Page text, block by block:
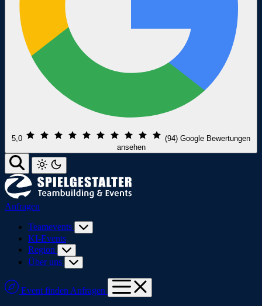
5,0 (94) Google Bewertungen
ansehen
Anfragen
Teamevents
KI-Events
Region
Über uns
Event finden Anfragen